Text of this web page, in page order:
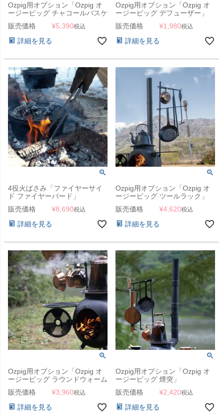
Ozpig用オプション「Ozpig オ
ージーピッグ チャコールバスケ
ット」
販売価格 ¥5,390税込
詳細を見る
Ozpig用オプション「Ozpig オ
ージーピッグ デフューザー」
販売価格
¥1,980税込
詳細を見る
4役火ばさみ「ファイヤーサイ
ド ファイヤーバード」
販売価格
¥8,690税込
詳細を見る
Ozpig用オプション「Ozpig オ
ージーピッグ ツールラック」
販売価格
¥4,620税込
詳細を見る
Ozpig用オプション「Ozpig オ
ージーピッグ ラウンドウォーム
プレート」
販売価格 ¥3,960税込
詳細を見る
Ozpig用オプション「Ozpig オ
ージーピッグ 煙突」
販売価格
¥2,420税込
詳細を見る